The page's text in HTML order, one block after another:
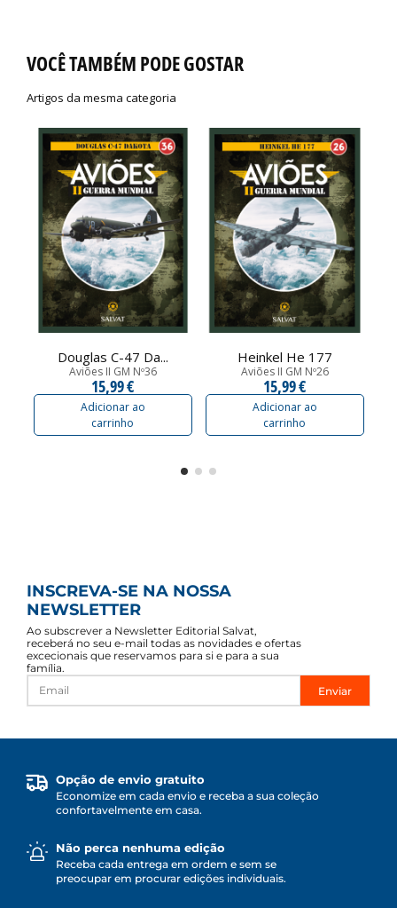
VOCÊ TAMBÉM PODE GOSTAR
Artigos da mesma categoria
Douglas C-47 Da...
Aviões II GM Nº36
15,99 €
Adicionar ao
carrinho
Heinkel He 177
Aviões II GM Nº26
15,99 €
Adicionar ao
carrinho
INSCREVA-SE NA NOSSA
NEWSLETTER
Ao subscrever a Newsletter Editorial Salvat,
receberá no seu e-mail todas as novidades e ofertas
excecionais que reservamos para si e para a sua
família.
Enviar
Opção de envio gratuito
Economize em cada envio e receba a sua coleção
confortavelmente em casa.
Não perca nenhuma edição
Receba cada entrega em ordem e sem se
preocupar em procurar edições individuais.